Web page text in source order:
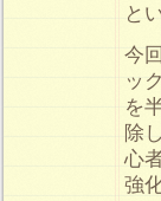
と
今
ッ
を
除
心
強